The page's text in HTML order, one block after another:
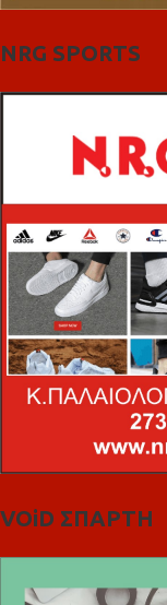
NRG SPORTS
VOiD ΣΠΑΡΤΗ